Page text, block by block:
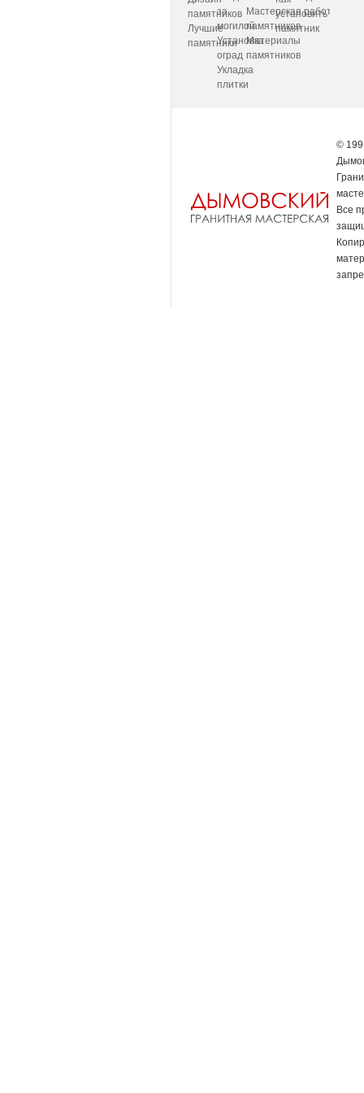
памятников
Лучшие
памятники
за
могилой
Установка
оград
Укладка
плитки
Мастерская
памятников
Материалы
памятников
установить
памятник
работаем
©
Все